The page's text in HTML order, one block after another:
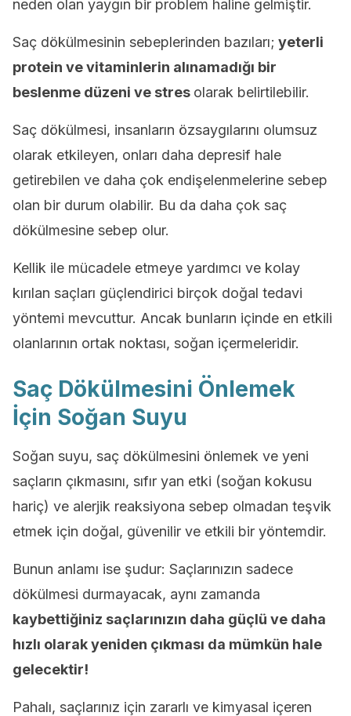
neden olan yaygın bir problem haline gelmiştir.
Saç dökülmesinin sebeplerinden bazıları; yeterli
protein ve vitaminlerin alınamadığı bir
beslenme düzeni ve stres olarak belirtilebilir.
Saç dökülmesi, insanların özsaygılarını olumsuz
olarak etkileyen, onları daha depresif hale
getirebilen ve daha çok endişelenmelerine sebep
olan bir durum olabilir. Bu da daha çok saç
dökülmesine sebep olur.
Kellik ile mücadele etmeye yardımcı ve kolay
kırılan saçları güçlendirici birçok doğal tedavi
yöntemi mevcuttur. Ancak bunların içinde en etkili
olanlarının ortak noktası, soğan içermeleridir.
Saç Dökülmesini Önlemek
İçin Soğan Suyu
Soğan suyu, saç dökülmesini önlemek ve yeni
saçların çıkmasını, sıfır yan etki (soğan kokusu
hariç) ve alerjik reaksiyona sebep olmadan teşvik
etmek için doğal, güvenilir ve etkili bir yöntemdir.
Bunun anlamı ise şudur: Saçlarınızın sadece
dökülmesi durmayacak, aynı zamanda
kaybettiğiniz saçlarınızın daha güçlü ve daha
hızlı olarak yeniden çıkması da mümkün hale
gelecektir!
Pahalı, saçlarınız için zararlı ve kimyasal içeren